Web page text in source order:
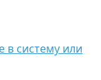
в систему или